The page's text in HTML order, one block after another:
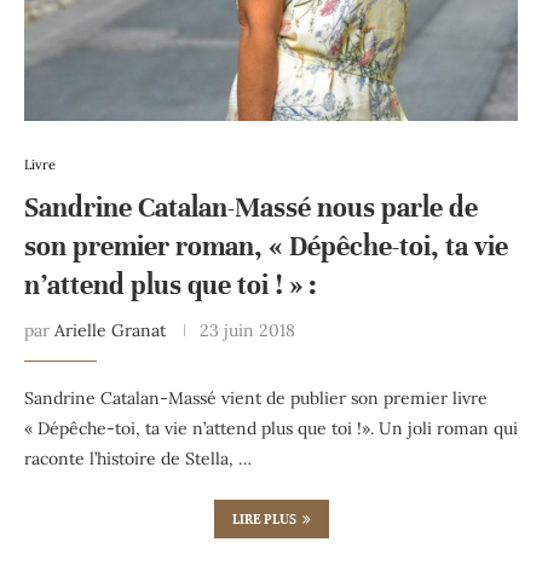
Livre
Sandrine Catalan-Massé nous parle de
son premier roman, « Dépêche-toi, ta vie
n’attend plus que toi ! » :
par Arielle Granat 23 juin 2018
Sandrine Catalan-Massé vient de publier son premier livre
« Dépêche-toi, ta vie n’attend plus que toi !». Un joli roman qui
raconte l’histoire de Stella, …
LIRE PLUS